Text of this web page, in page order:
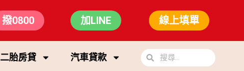
撥0800 加LINE 線上填單
二胎房貸 汽車貸款